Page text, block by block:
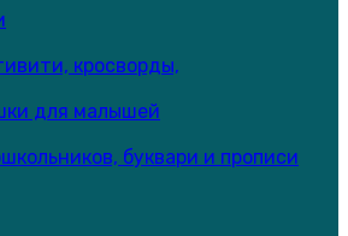
кросворды,
для малышей
буквари и прописи